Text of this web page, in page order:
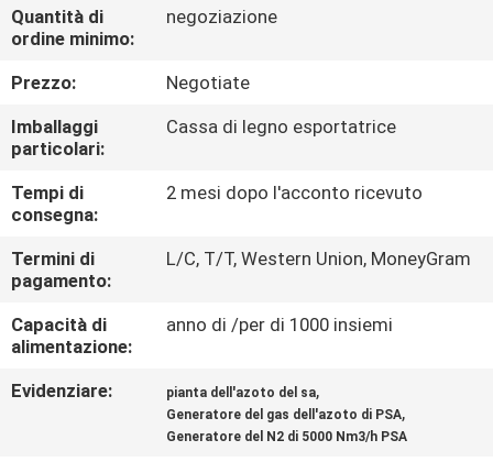
CONTROLLO
DELLA
QUALITÀ
CONTATTACI
NOTIZIE
CASI
RICHIEDI UN
PREVENTIVO
Quantità di
ordine minimo:
negoziazione
Prezzo:
Negotiate
Imballaggi
particolari:
Cassa di legno esportatrice
Tempi di
consegna:
2 mesi dopo l'acconto ricevuto
Termini di
pagamento:
L/C, T/T, Western Union, MoneyGram
Capacità di
alimentazione:
anno di /per di 1000 insiemi
Evidenziare: pianta dell'azoto del sa,
Generatore del gas dell'azoto di PSA,
Generatore del N2 di 5000 Nm3/h PSA